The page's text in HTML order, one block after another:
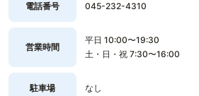
電話番号 045-232-4310
営業時間
平日 10:00〜19:30
土・日・祝 7:30〜16:00
駐車場 なし